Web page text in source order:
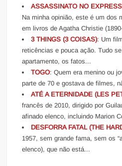
ASSASSINATO NO
Na minha opinião, este é um dos
em livros de Agatha Christie
3 THINGS (3 COISAS): Um
reticências e pouca ação. Tudo
apartamento, os fatos...
TOGO: Quem era menino ou
parte de 70 e gostava de filmes,
ATÉ A ETERNIDADE (LES
francês de 2010, dirigido por
afinado elenco, incluindo Marion
DESFORRA FATAL (THE
1957, sem grande fama, sem os
elenco), que não está...